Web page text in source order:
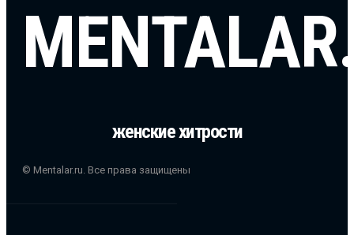
женские хитрости
© Mentalar.ru. Все права защищены